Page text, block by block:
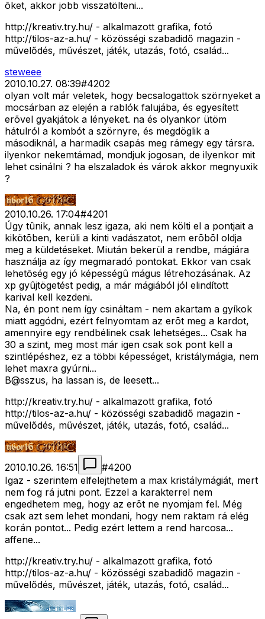
õket, akkor jobb visszatölteni...
http://kreativ.try.hu/ - alkalmazott grafika, fotó
http://tilos-az-a.hu/ - közösségi szabadidő magazin -
művelődés, művészet, játék, utazás, fotó, család...
steweee
2010.10.27. 08:39#4202
olyan volt már veletek, hogy becsalogattok szörnyeket a
mocsárban az elején a rablók falujába, és egyesített
erõvel gyakjátok a lényeket. na és olyankor ütöm
hátulról a kombót a szörnyre, és megdöglik a
másodiknál, a harmadik csapás meg rámegy egy társra.
ilyenkor nekemtámad, mondjuk jogosan, de ilyenkor mit
lehet csinálni ? ha elszaladok és várok akkor megnyuxik
?
2010.10.26. 17:04#4201
Úgy tûnik, annak lesz igaza, aki nem költi el a pontjait a
kikötõben, kerüli a kinti vadászatot, nem erõbõl oldja
meg a küldetéseket. Miután bekerül a rendbe, mágiára
használja az így megmaradó pontokat. Ekkor van csak
lehetõség egy jó képességû mágus létrehozásának. Az
xp gyûjtögetést pedig, a már mágiából jól elindított
karival kell kezdeni.
Na, én pont nem így csináltam - nem akartam a gyíkok
miatt aggódni, ezért felnyomtam az erõt meg a kardot,
amennyire egy rendbélinek csak lehetséges... Csak ha
30 a szint, meg most már igen csak sok pont kell a
szintlépéshez, ez a többi képességet, kristálymágia, nem
lehet maxra gyúrni...
B@sszus, ha lassan is, de leesett...
http://kreativ.try.hu/ - alkalmazott grafika, fotó
http://tilos-az-a.hu/ - közösségi szabadidő magazin -
művelődés, művészet, játék, utazás, fotó, család...
2010.10.26. 16:51 #4200
Igaz - szerintem elfelejthetem a max kristálymágiát, mert
nem fog rá jutni pont. Ezzel a karakterrel nem
engedhetem meg, hogy az erõt ne nyomjam fel. Még
csak azt sem lehet mondani, hogy nem raktam rá elég
korán pontot... Pedig ezért lettem a rend harcosa...
affene...
http://kreativ.try.hu/ - alkalmazott grafika, fotó
http://tilos-az-a.hu/ - közösségi szabadidő magazin -
művelődés, művészet, játék, utazás, fotó, család...